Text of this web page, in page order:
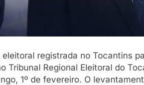
eleitoral registrada no Tocantins
Tribunal Regional Eleitoral do
1º de fevereiro. O